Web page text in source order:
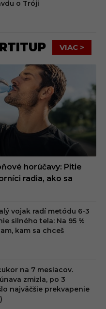
o Tróji
VIAC >
horúčavy: Pitie
radia, ako sa
vojak radí metódu 6-3
silného tela: Na 95 %
kam sa chceš
na 7 mesiacov.
zmizla, po 3
najväčšie prekvapenie